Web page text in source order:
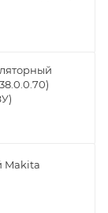
Makita